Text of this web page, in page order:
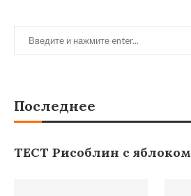
Последнее
ТЕСТ Рисоблин с яблоком